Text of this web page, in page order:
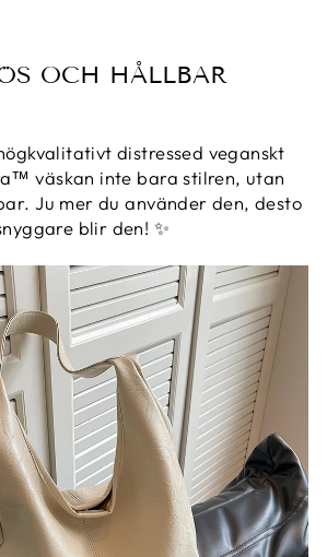
OCH HÅLLBAR
distressed veganskt
väskan inte bara stilren, utan
Ju mer du använder den, desto
blir den! ✨